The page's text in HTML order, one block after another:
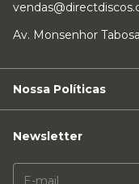
Av. Monsenhor
Nossa Políticas
Newsletter